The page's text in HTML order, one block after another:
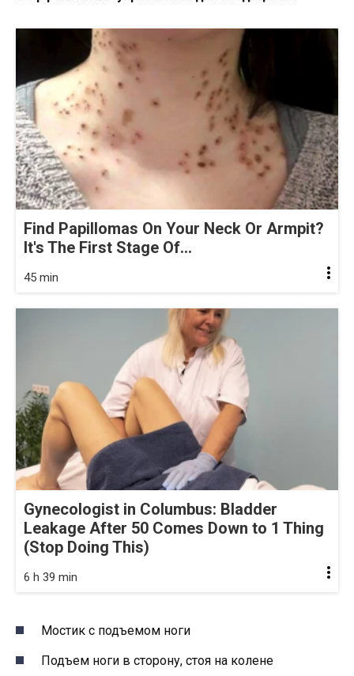
Find Papillomas On Your Neck Or Armpit?
It's The First Stage Of...
45 min
Gynecologist in Columbus: Bladder
Leakage After 50 Comes Down to 1 Thing
(Stop Doing This)
6 h 39 min
Мостик с подъемом ноги
Подъем ноги в сторону, стоя на колене